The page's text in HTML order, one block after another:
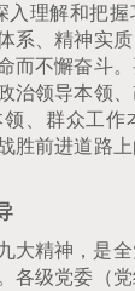
入理解和把握
系、精神实
而不懈奋斗
治领导本领
、群众工作
胜前进道路上
大精神，是
各级党委（